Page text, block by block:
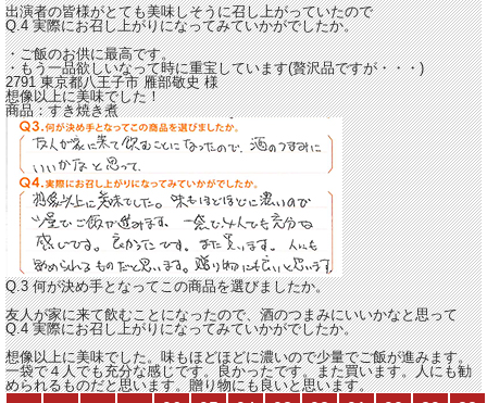
出演者の皆様がとても美味しそうに召し上がっていたので
Q.4 実際にお召し上がりになってみていかがでしたか。
・ご飯のお供に最高です。
・もう一品欲しいなって時に重宝しています(贅沢品ですが・・・)
2791 東京都八王子市雁部敬史様
想像以上に美味でした！
商品：すき焼き煮
Q.3 何が決め手となってこの商品を選びましたか。
友人が家に来て飲むことになったので、酒のつまみにいいかなと思って
Q.4 実際にお召し上がりになってみていかがでしたか。
想像以上に美味でした。味もほどほどに濃いので少量でご飯が進みます。
一袋で４人でも充分な感じです。良かったです。また買います。人にも勧
められるものだと思います。贈り物にも良いと思います。